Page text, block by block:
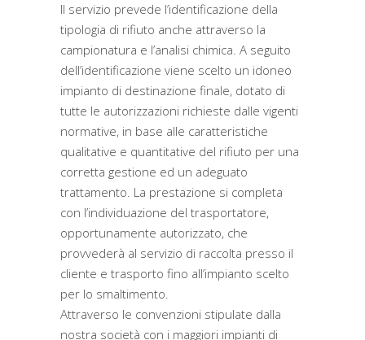
Il servizio prevede l’identificazione della
tipologia di rifiuto anche attraverso la
campionatura e l’analisi chimica. A seguito
dell’identificazione viene scelto un idoneo
impianto di destinazione finale, dotato di
tutte le autorizzazioni richieste dalle vigenti
normative, in base alle caratteristiche
qualitative e quantitative del rifiuto per una
corretta gestione ed un adeguato
trattamento. La prestazione si completa
con l’individuazione del trasportatore,
opportunamente autorizzato, che
provvederà al servizio di raccolta presso il
cliente e trasporto fino all’impianto scelto
per lo smaltimento.
Attraverso le convenzioni stipulate dalla
nostra società con i maggiori impianti di